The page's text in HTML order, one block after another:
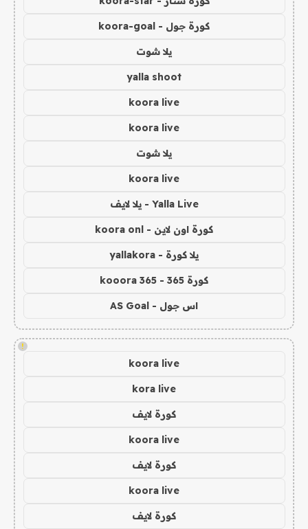
كورة جول - koora-goal
يلا شوت
yalla shoot
koora live
koora live
يلا شوت
koora live
Yalla Live - يلا لايف
كورة اون لاين - koora onl
يلا كورة - yallakora
كورة 365 - kooora 365
اس جول - AS Goal
!
koora live
kora live
كورة لايف
koora live
كورة لايف
koora live
كورة لايف